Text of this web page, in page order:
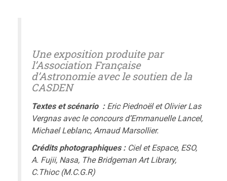
Une exposition produite par
l’Association Française
d’Astronomie avec le soutien de la
CASDEN
Textes et scénario :Eric Piednoël et Olivier Las
Vergnas avec le concours d’Emmanuelle Lancel,
Michael Leblanc, Arnaud Marsollier.
Crédits photographiques : Ciel et Espace, ESO,
A. Fujii, Nasa, The Bridgeman Art Library,
C.Thioc (M.C.G.R)